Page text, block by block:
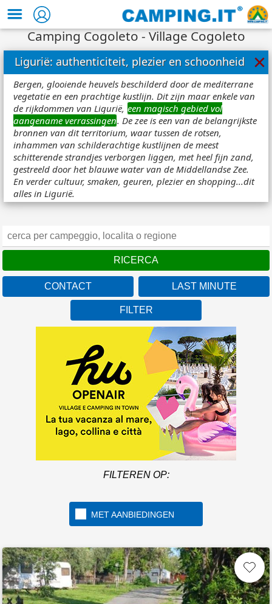
Camping Cogoleto - Village Cogoleto
Ligurië: authenticiteit, plezier en schoonheid ×
Bergen, glooiende heuvels beschilderd door de mediterrane
vegetatie en een prachtige kustlijn. Dit zijn maar enkele van
de rijkdommen van Ligurië, een magisch gebied vol
aangename verrassingen. De zee is een van de belangrijkste
bronnen van dit territorium, waar tussen de rotsen,
inhammen van schilderachtige kustlijnen de meest
schitterende strandjes verborgen liggen, met heel fijn zand,
gestreeld door het blauwe water van de Middellandse Zee.
En verder cultuur, smaken, geuren, plezier en shopping...dit
alles in Ligurië.
CONTACT LAST MINUTE
FILTER
FILTEREN OP:
MET AANBIEDINGEN